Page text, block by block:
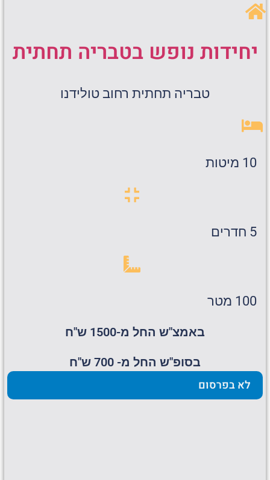
יחידות נופש בטבריה תחתית
טבריה תחתית רחוב טולידנו
10 מיטות
5 חדרים
100 מטר
באמצ"ש החל מ-1500 ש"ח
בסופ"ש החל מ- 700 ש"ח
לא בפרסום